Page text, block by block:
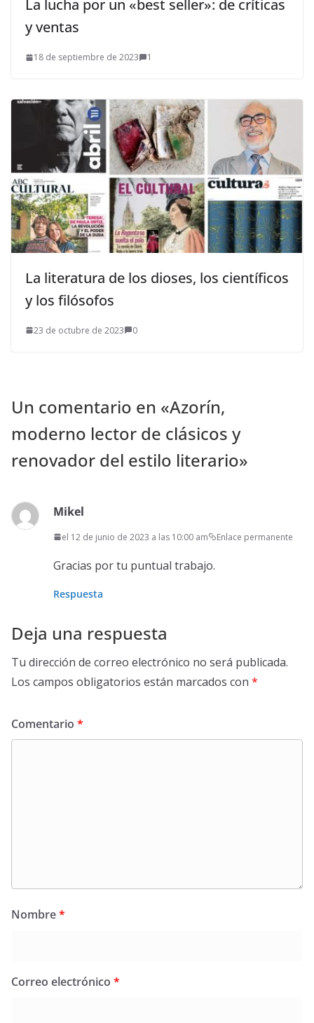
La lucha por un «best seller»: de críticas
y ventas
18 de septiembre de 2023 1
La literatura de los dioses, los científicos
y los filósofos
23 de octubre de 2023 0
Un comentario en «Azorín,
moderno lector de clásicos y
renovador del estilo literario»
Mikel
el 12 de junio de 2023 a las 10:00 am Enlace permanente
Gracias por tu puntual trabajo.
Respuesta
Deja una respuesta
Tu dirección de correo electrónico no será publicada.
Los campos obligatorios están marcados con *
Comentario *
Nombre*
Correo electrónico *